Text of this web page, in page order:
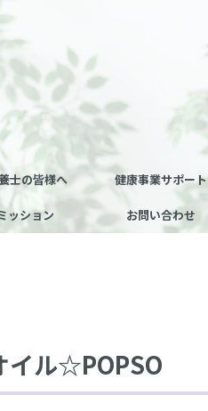
士の皆様へ 健康事業サポート
ッション お問い合わせ
イル☆POPSO